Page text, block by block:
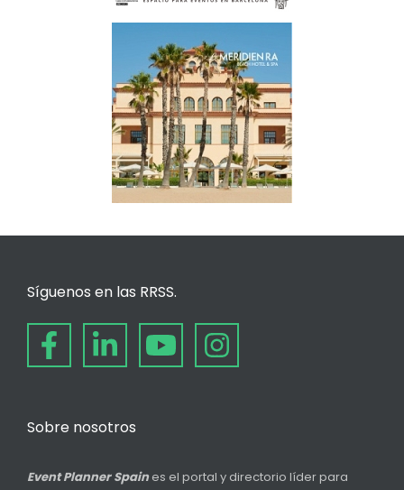
Síguenos en las RRSS.
Sobre nosotros
Event Planner Spain es el portal y directorio líder para